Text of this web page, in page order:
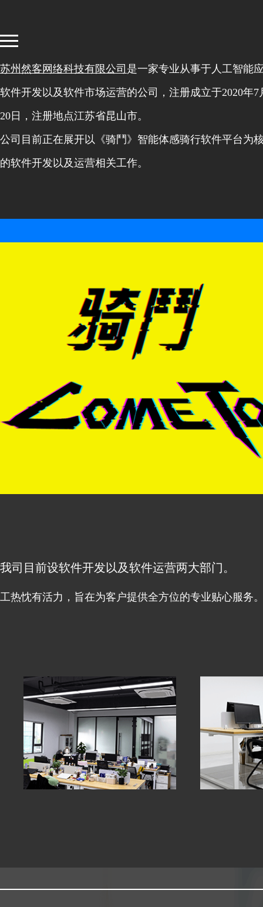
苏州然客网络科技有限公司 是一家专业从事于人工智能
软件开发以及软件市场运营的公司，注册成立于2020年7
20日，注册地点江苏省昆山市。
公司目前正在展开以《骑鬥》智能体感骑行软件平台为
的软件开发以及运营相关工作。
我司目前设软件开发以及软件运营两大部门。
工热忱有活力，旨在为客户提供全方位的专业贴心服务